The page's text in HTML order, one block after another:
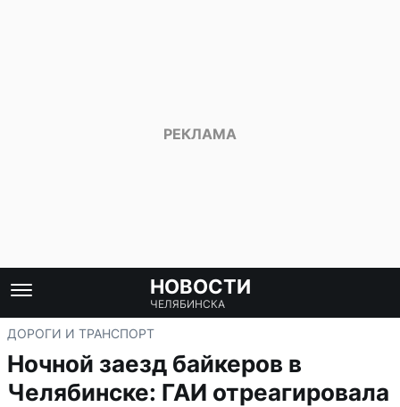
НОВОСТИ
ЧЕЛЯБИНСКА
ДОРОГИ И ТРАНСПОРТ
Ночной заезд байкеров в
Челябинске: ГАИ отреагировала